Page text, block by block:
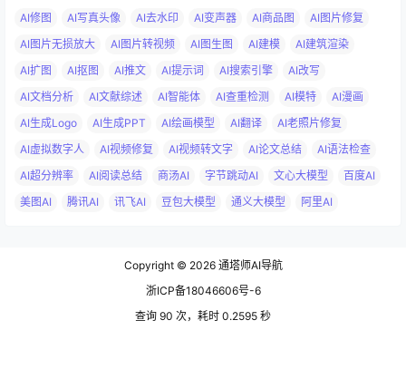
AI修图 AI写真头像 AI去水印 AI变声器 AI商品图
AI图片修复
AI图片无损放大
AI图片转视频 AI图生图 AI建模
AI建筑渲染
AI扩图
AI抠图 AI推文 AI提示词 AI搜索引擎
AI改写
AI文档分析
AI文献综述 AI智能体 AI查重检测 AI模特
AI漫画
AI生成Logo
AI生成PPT AI绘画模型 AI翻译
AI老照片修复
AI虚拟数字人
AI视频修复 AI视频转文字 AI论文总结
AI语法检查
AI超分辨率
AI阅读总结 商汤AI 字节跳动AI 文心大模型
百度AI
美图AI
腾讯AI 讯飞AI 豆包大模型 通义大模型 阿里AI
Copyright © 2026通塔师AI导航
浙ICP备18046606号-6
查询 90 次，耗时 0.2595 秒